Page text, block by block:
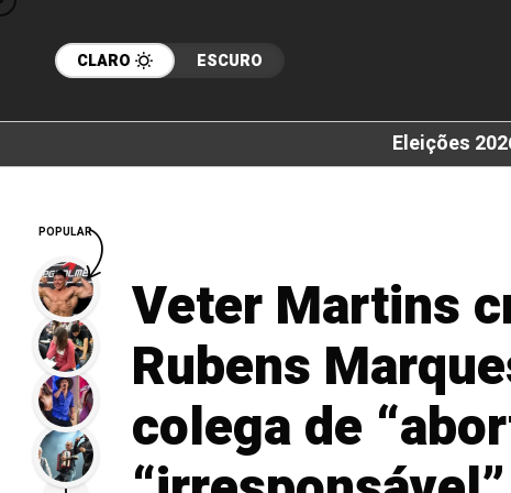
CLARO ESCURO
Eleições
Veter Martins
Rubens
colega de
POPULAR